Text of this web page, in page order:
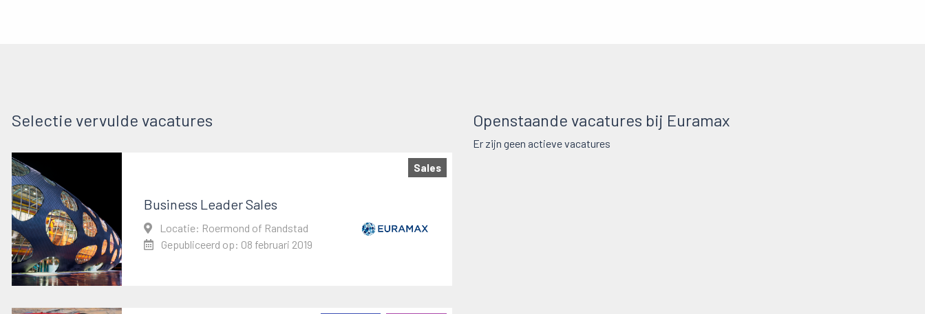
Selectie vervulde vacatures
Sales
Business Leader Sales
Locatie: Roermond of Randstad
Gepubliceerd op: 08 februari 2019
Openstaande vacatures bij Euramax
Er zijn geen actieve vacatures